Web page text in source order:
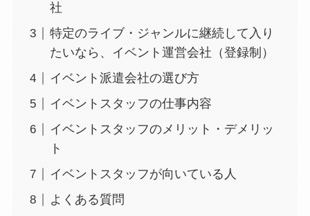
社
特定のライブ・ジャンルに継続して入り
たいなら、イベント運営会社（登録制）
イベント派遣会社の選び方
イベントスタッフの仕事内容
イベントスタッフのメリット・デメリッ
ト
イベントスタッフが向いている人
よくある質問